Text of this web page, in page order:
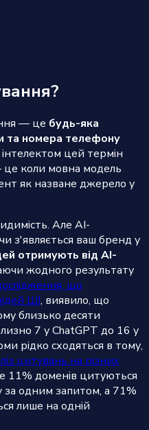
— це будь-яка
та номера телефону
цей термін
коли мовна модель
як назване джерело у
Але AI-
з'являється ваш бренд у
отримують від AI-
жодного результату
що
ШІ, виявило, що
близько десяти
7 у ChatGPT до 16 у
рідко сходяться в тому,
цитувань на різних
11% доменів цитуються
за одним запитом, а 71%
лише на одній